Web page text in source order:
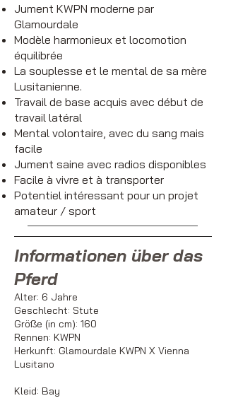
Jument KWPN moderne par
Glamourdale
Modèle harmonieux et locomotion
équilibrée
La souplesse et le mental de sa mère
Lusitanienne.
Travail de base acquis avec début de
travail latéral
Mental volontaire, avec du sang mais
facile
Jument saine avec radios disponibles
Facile à vivre et à transporter
Potentiel intéressant pour un projet
amateur / sport
Informationen über das
Pferd
Alter: 6 Jahre
Geschlecht: Stute
Größe (in cm): 160
Rennen: KWPN
Herkunft: Glamourdale KWPN X Vienna
Lusitano
Kleid: Bay